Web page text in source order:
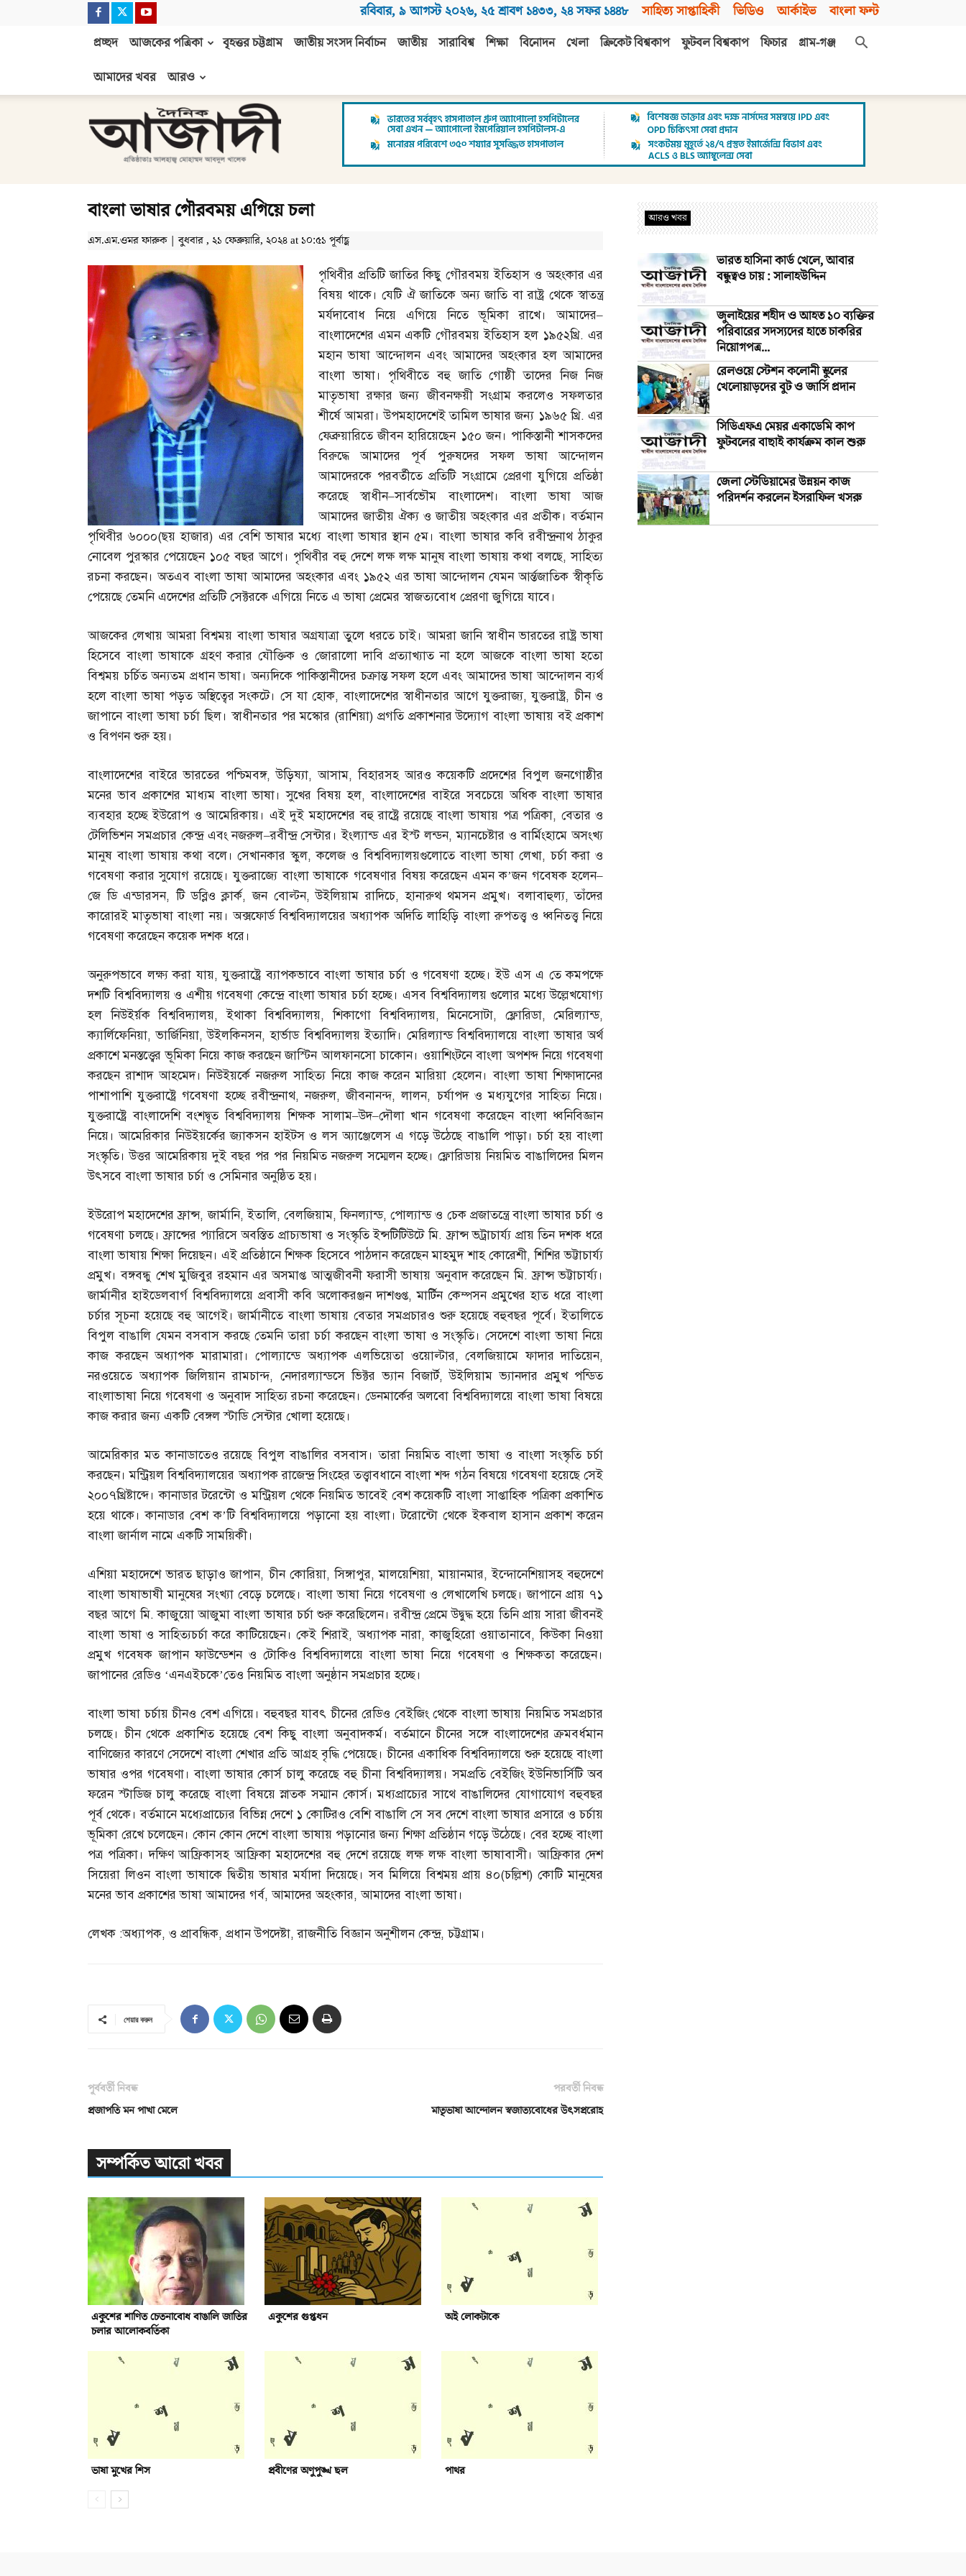
রবিবার, ৯ আগস্ট ২০২৬, ২৫ শ্রাবণ ১৪৩৩, ২৪ সফর ১৪৪৮ সাহিত্য সাপ্তাহিকী ভিডিও আর্কাইভ বাংলা ফন্ট
প্রচ্ছদ আজকের পত্রিকা বৃহত্তর চট্টগ্রাম জাতীয় সংসদ নির্বাচন জাতীয় সারাবিশ্ব শিক্ষা বিনোদন খেলা ক্রিকেট বিশ্বকাপ ফুটবল বিশ্বকাপ ফিচার
গ্রাম-গঞ্জ
আমাদের খবর
আরও
আজাদী
বাংলা ভাষার গৌরবময় এগিয়ে চলা
এস.এম.ওমর ফারুক | বুধবার , ২১ ফেব্রুয়ারি, ২০২৪ at ১০:৫১ পূর্বাহ্ণ
পৃথিবীর প্রতিটি জাতির কিছু গৌরবময় ইতিহাস ও অহংকার এর
বিষয় থাকে। যেটি ঐ জাতিকে অন্য জাতি বা রাষ্ট্র থেকে স্বাতন্ত্র
মর্যদাবোধ নিয়ে এগিয়ে নিতে ভূমিকা রাখে। আমাদের–
বাংলাদেশের এমন একটি গৌরবময় ইতিহাস হল ১৯৫২খ্রি.এর
মহান ভাষা আন্দোলন এবং আমাদের অহংকার হল আমাদের
বাংলা ভাষা। পৃথিবীতে বহু জাতি গোষ্ঠী তাদের নিজ নিজ
মাতৃভাষা রক্ষার জন্য জীবনক্ষয়ী সংগ্রাম করলেও সফলতার
শীর্ষে আমরা। উপমহাদেশেই তামিল ভাষার জন্য ১৯৬৫ খ্রি.এর
ফেব্রুয়ারিতে জীবন হারিয়েছেন ১৫০ জন। পাকিস্তানী শাসকদের
বিরুদ্ধে আমাদের পূর্ব পুরুষদের সফল ভাষা আন্দোলন
আমাদেরকে পরবর্তীতে প্রতিটি সংগ্রামে প্রেরণা যুগিয়ে প্রতিষ্ঠা
করেছে স্বাধীন–সার্বভৌম বাংলাদেশ। বাংলা ভাষা আজ
আমাদের জাতীয় ঐক্য ও জাতীয় অহংকার এর প্রতীক। বর্তমান
পৃথিবীর ৬০০০(ছয় হাজার) এর বেশি ভাষার মধ্যে বাংলা ভাষার স্থান ৫ম। বাংলা ভাষার কবি রবীন্দ্রনাথ ঠাকুর
নোবেল পুরস্কার পেয়েছেন ১০৫ বছর আগে। পৃথিবীর বহু দেশে লক্ষ লক্ষ মানুষ বাংলা ভাষায় কথা বলছে,সাহিত্য
রচনা করছেন। অতএব বাংলা ভাষা আমাদের অহংকার এবং ১৯৫২ এর ভাষা আন্দোলন যেমন আর্ন্তজাতিক স্বীকৃতি
পেয়েছে তেমনি এদেশের প্রতিটি সেক্টরকে এগিয়ে নিতে এ ভাষা প্রেমের স্বাজত্যবোধ প্রেরণা জুগিয়ে যাবে।
আজকের লেখায় আমরা বিশ্বময় বাংলা ভাষার অগ্রযাত্রা তুলে ধরতে চাই। আমরা জানি স্বাধীন ভারতের রাষ্ট্র ভাষা
হিসেবে বাংলা ভাষাকে গ্রহণ করার যৌক্তিক ও জোরালো দাবি প্রত্যাখ্যাত না হলে আজকে বাংলা ভাষা হতো
বিশ্বময় চর্চিত অন্যতম প্রধান ভাষা। অন্যদিকে পাকিস্তানীদের চক্রান্ত সফল হলে এবং আমাদের ভাষা আন্দোলন ব্যর্থ
হলে বাংলা ভাষা পড়ত অস্থিত্বের সংকটে। সে যা হোক,বাংলাদেশের স্বাধীনতার আগে যুক্তরাজ্য,যুক্তরাষ্ট্র,চীন ও
জাপানে বাংলা ভাষা চর্চা ছিল। স্বাধীনতার পর মস্কোর (রাশিয়া) প্রগতি প্রকাশনার উদ্যোগ বাংলা ভাষায় বই প্রকাশ
ও বিপণন শুরু হয়।
বাংলাদেশের বাইরে ভারতের পশ্চিমবঙ্গ,উড়িষ্যা,আসাম,বিহারসহ আরও কয়েকটি প্রদেশের বিপুল জনগোষ্ঠীর
মনের ভাব প্রকাশের মাধ্যম বাংলা ভাষা। সুখের বিষয় হল,বাংলাদেশের বাইরে সবচেয়ে অধিক বাংলা ভাষার
ব্যবহার হচ্ছে ইউরোপ ও আমেরিকায়। এই দুই মহাদেশের বহু রাষ্ট্রে রয়েছে বাংলা ভাষায় পত্র পত্রিকা, বেতার ও
টেলিভিশন সমপ্রচার কেন্দ্র এবং নজরুল–রবীন্দ্র সেন্টার। ইংল্যান্ড এর ইস্ট লন্ডন,ম্যানচেষ্টার ও বার্মিংহামে অসংখ্য
মানুষ বাংলা ভাষায় কথা বলে। সেখানকার স্কুল,কলেজ ও বিশ্ববিদ্যালয়গুলোতে বাংলা ভাষা লেখা,চর্চা করা ও
গবেষণা করার সুযোগ রয়েছে। যুক্তরাজ্যে বাংলা ভাষাকে গবেষণার বিষয় করেছেন এমন ক’জন গবেষক হলেন–
জে ডি এন্ডারসন,টি ডব্লিও ক্লার্ক,জন বোল্টন,উইলিয়াম রাদিচে,হানারুথ থমসন প্রমুখ। বলাবাহুল্য,তাঁদের
কারোরই মাতৃভাষা বাংলা নয়। অক্সফোর্ড বিশ্ববিদ্যালয়ের অধ্যাপক অদিতি লাহিড়ি বাংলা রুপতত্ত্ব ও ধ্বনিতত্ত্ব নিয়ে
গবেষণা করেছেন কয়েক দশক ধরে।
অনুরুপভাবে লক্ষ্য করা যায়,যুক্তরাষ্ট্রে ব্যাপকভাবে বাংলা ভাষার চর্চা ও গবেষণা হচ্ছে। ইউ এস এ তে কমপক্ষে
দশটি বিশ্ববিদ্যালয় ও এশীয় গবেষণা কেন্দ্রে বাংলা ভাষার চর্চা হচ্ছে। এসব বিশ্ববিদ্যালয় গুলোর মধ্যে উল্লেখযোগ্য
হল নিউইর্য়ক বিশ্ববিদ্যালয়,ইথাকা বিশ্ববিদ্যালয়,শিকাগো বিশ্ববিদ্যালয়,মিনেসোটা, ফ্লোরিডা,মেরিল্যান্ড,
ক্যার্লিফেনিয়া,ভার্জিনিয়া,উইলকিনসন,হার্ভাড বিশ্ববিদ্যালয় ইত্যাদি। মেরিল্যান্ড বিশ্ববিদ্যালয়ে বাংলা ভাষার অর্থ
প্রকাশে মনস্তত্ত্বের ভূমিকা নিয়ে কাজ করছেন জাস্টিন আলফানসো চাকোন। ওয়াশিংটনে বাংলা অপশব্দ নিয়ে গবেষণা
করছেন রাশাদ আহমেদ। নিউইয়র্কে নজরুল সাহিত্য নিয়ে কাজ করেন মারিয়া হেলেন। বাংলা ভাষা শিক্ষাদানের
পাশাপাশি যুক্তরাষ্ট্রে গবেষণা হচ্ছে রবীন্দ্রনাথ,নজরুল,জীবনানন্দ,লালন,চর্যাপদ ও মধ্যযুগের সাহিত্য নিয়ে।
যুক্তরাষ্ট্রে বাংলাদেশি বংশদ্বূত বিশ্ববিদ্যালয় শিক্ষক সালাম–উদ–দৌলা খান গবেষণা করেছেন বাংলা ধ্বনিবিজ্ঞান
নিয়ে। আমেরিকার নিউইয়র্কের জ্যাকসন হাইটস ও লস অ্যাঞ্জেলেস এ গড়ে উঠেছে বাঙালি পাড়া। চর্চা হয় বাংলা
সংস্কৃতি। উত্তর আমেরিকায় দুই বছর পর পর নিয়মিত নজরুল সম্মেলন হচ্ছে। ফ্লোরিডায় নিয়মিত বাঙালিদের মিলন
উৎসবে বাংলা ভাষার চর্চা ও সেমিনার অনুষ্ঠিত হয়।
ইউরোপ মহাদেশের ফ্রান্স,জার্মানি,ইতালি, বেলজিয়াম,ফিনল্যান্ড,পোল্যান্ড ও চেক প্রজাতন্ত্রে বাংলা ভাষার চর্চা ও
গবেষণা চলছে। ফ্রান্সের প্যারিসে অবস্তিত প্রাচ্যভাষা ও সংস্কৃতি ইন্সটিটিউটে মি.ফ্রান্স ভট্রাচার্য্য প্রায় তিন দশক ধরে
বাংলা ভাষায় শিক্ষা দিয়েছন। এই প্রতিষ্ঠানে শিক্ষক হিসেবে পাঠদান করেছেন মাহমুদ শাহ কোরেশী,শিশির ভট্টাচার্য্য
প্রমুখ। বঙ্গবন্ধু শেখ মুজিবুর রহমান এর অসমাপ্ত আত্মজীবনী ফরাসী ভাষায় অনুবাদ করেছেন মি.ফ্রান্স ভট্টাচার্য্য।
জার্মানীর হাইডেলবার্গ বিশ্ববিদ্যালয়ে প্রবাসী কবি অলোকরঞ্জন দাশগুপ্ত,মার্টিন কেম্পসন প্রমুখের হাত ধরে বাংলা
চর্চার সূচনা হয়েছে বহু আগেই। জার্মানীতে বাংলা ভাষায় বেতার সমপ্রচারও শুরু হয়েছে বহুবছর পূর্বে। ইতালিতে
বিপুল বাঙালি যেমন বসবাস করছে তেমনি তারা চর্চা করছেন বাংলা ভাষা ও সংস্কৃতি। সেদেশে বাংলা ভাষা নিয়ে
কাজ করছেন অধ্যাপক মারামারা। পোল্যান্ডে অধ্যাপক এলভিয়েতা ওয়োল্টার,বেলজিয়ামে ফাদার দাতিয়েন,
নরওয়েতে অধ্যাপক জিলিয়ান রামচান্দ, নেদারল্যান্ডসে ভিক্টর ভ্যান বিজার্ট,উইলিয়াম ভ্যানদার প্রমুখ পন্ডিত
বাংলাভাষা নিয়ে গবেষণা ও অনুবাদ সাহিত্য রচনা করেছেন। ডেনমার্কের অলবো বিশ্ববিদ্যালয়ে বাংলা ভাষা বিষয়ে
কাজ করার জন্য একটি বেঙ্গল স্টাডি সেন্টার খোলা হয়েছে।
আমেরিকার মত কানাডাতেও রয়েছে বিপুল বাঙালির বসবাস। তারা নিয়মিত বাংলা ভাষা ও বাংলা সংস্কৃতি চর্চা
করছেন। মন্ট্রিয়ল বিশ্ববিদ্যালয়ের অধ্যাপক রাজেন্দ্র সিংহের তত্ত্বাবধানে বাংলা শব্দ গঠন বিষয়ে গবেষণা হয়েছে সেই
২০০৭খ্রিষ্টাব্দে। কানাডার টরেন্টো ও মন্ট্রিয়ল থেকে নিয়মিত ভাবেই বেশ কয়েকটি বাংলা সাপ্তাহিক পত্রিকা প্রকাশিত
হয়ে থাকে। কানাডার বেশ ক’টি বিশ্ববিদ্যালয়ে পড়ানো হয় বাংলা। টরোন্টো থেকে ইকবাল হাসান প্রকাশ করেন
বাংলা জার্নাল নামে একটি সাময়িকী।
এশিয়া মহাদেশে ভারত ছাড়াও জাপান,চীন কোরিয়া,সিঙ্গাপুর,মালয়েশিয়া,মায়ানমার,ইন্দোনেশিয়াসহ বহুদেশে
বাংলা ভাষাভাষী মানুষের সংখ্যা বেড়ে চলেছে। বাংলা ভাষা নিয়ে গবেষণা ও লেখালেখি চলছে। জাপানে প্রায় ৭১
বছর আগে মি.কাজুয়ো আজুমা বাংলা ভাষার চর্চা শুরু করেছিলেন। রবীন্দ্র প্রেমে উদ্বুদ্ধ হয়ে তিনি প্রায় সারা জীবনই
বাংলা ভাষা ও সাহিত্যচর্চা করে কাটিয়েছেন। কেই শিরাই,অধ্যাপক নারা,কাজুহিরো ওয়াতানাবে,কিউকা নিওয়া
প্রমুখ গবেষক জাপান ফাউন্ডেশন ও টোকিও বিশ্ববিদ্যালয়ে বাংলা ভাষা নিয়ে গবেষণা ও শিক্ষকতা করেছেন।
জাপানের রেডিও ‘এনএইচকে’তেও নিয়মিত বাংলা অনুষ্ঠান সমপ্রচার হচ্ছে।
বাংলা ভাষা চর্চায় চীনও বেশ এগিয়ে। বহুবছর যাবৎ চীনের রেডিও বেইজিং থেকে বাংলা ভাষায় নিয়মিত সমপ্রচার
চলছে। চীন থেকে প্রকাশিত হয়েছে বেশ কিছু বাংলা অনুবাদকর্ম। বর্তমানে চীনের সঙ্গে বাংলাদেশের ক্রমবর্ধমান
বাণিজ্যের কারণে সেদেশে বাংলা শেখার প্রতি আগ্রহ বৃদ্ধি পেয়েছে। চীনের একাধিক বিশ্ববিদ্যালয়ে শুরু হয়েছে বাংলা
ভাষার ওপর গবেষণা। বাংলা ভাষার কোর্স চালু করেছে বহু চীনা বিশ্ববিদ্যালয়। সমপ্রতি বেইজিং ইউনিভার্সিটি অব
ফরেন স্টাডিজ চালু করেছে বাংলা বিষয়ে স্নাতক সম্মান কোর্স। মধ্যপ্রাচ্যের সাথে বাঙালিদের যোগাযোগ বহুবছর
পূর্ব থেকে। বর্তমানে মধ্যেপ্রাচ্যের বিভিন্ন দেশে ১ কোটিরও বেশি বাঙালি সে সব দেশে বাংলা ভাষার প্রসারে ও চর্চায়
ভূমিকা রেখে চলেছেন। কোন কোন দেশে বাংলা ভাষায় পড়ানোর জন্য শিক্ষা প্রতিষ্ঠান গড়ে উঠেছে। বের হচ্ছে বাংলা
পত্র পত্রিকা। দক্ষিণ আফ্রিকাসহ আফ্রিকা মহাদেশের বহু দেশে রয়েছে লক্ষ লক্ষ বাংলা ভাষাবাসী। আফ্রিকার দেশ
সিয়েরা লিওন বাংলা ভাষাকে দ্বিতীয় ভাষার মর্যাদা দিয়েছে। সব মিলিয়ে বিশ্বময় প্রায় ৪০(চল্লিশ)কোটি মানুষের
মনের ভাব প্রকাশের ভাষা আমাদের গর্ব,আমাদের অহংকার,আমাদের বাংলা ভাষা।
লেখক :অধ্যাপক, ও প্রাবন্ধিক, প্রধান উপদেষ্টা,রাজনীতি বিজ্ঞান অনুশীলন কেন্দ্র,চট্টগ্রাম।
শেয়ার করুন
পূর্ববর্তী নিবন্ধ
প্রজাপতি মন পাখা মেলে
পরবর্তী নিবন্ধ
মাতৃভাষা আন্দোলন স্বজাত্যবোধের উৎসপ্ররোহ
সম্পর্কিত আরো খবর
একুশের শাণিত চেতনাবোধ বাঙালি জাতির
চলার আলোকবর্তিকা
একুশের গুপ্তধন অই লোকটাকে
ভাষা মুখের শিস প্রবীণের অণুপুঙ্খ ছল পাথর
আরও খবর
ভারত হাসিনা কার্ড খেলে, আবার
বন্ধুত্বও চায় : সালাহউদ্দিন
জুলাইয়ের শহীদ ও আহত ১০ ব্যক্তির
পরিবারের সদস্যদের হাতে চাকরির
নিয়োগপত্র...
রেলওয়ে স্টেশন কলোনী স্কুলের
খেলোয়াড়দের বুট ও জার্সি প্রদান
সিডিএফএ মেয়র একাডেমি কাপ
ফুটবলের বাছাই কার্যক্রম কাল শুরু
জেলা স্টেডিয়ামের উন্নয়ন কাজ
পরিদর্শন করলেন ইসরাফিল খসরু